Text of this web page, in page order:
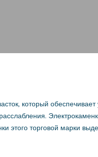
который
этого торговой марки